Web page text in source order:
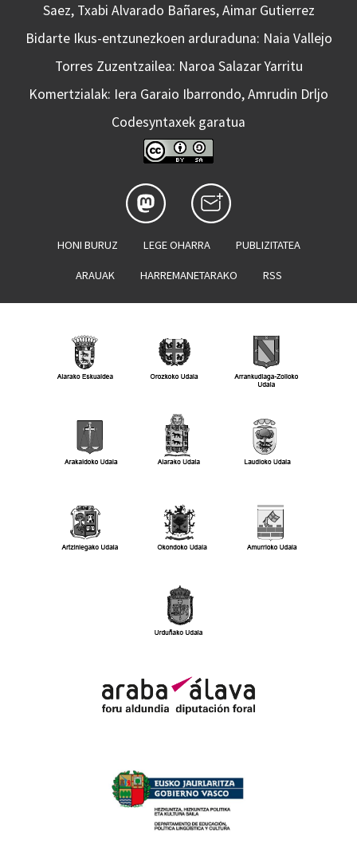
Saez, Txabi Alvarado Bañares, Aimar Gutierrez
Bidarte Ikus-entzunezkoen arduraduna: Naia Vallejo
Torres Zuzentzailea: Naroa Salazar Yarritu
Komertzialak: Iera Garaio Ibarrondo, Amrudin Drljo
Codesyntaxek garatua
HONI BURUZ LEGE OHARRA PUBLIZITATEA
ARAUAK HARREMANETARAKO RSS